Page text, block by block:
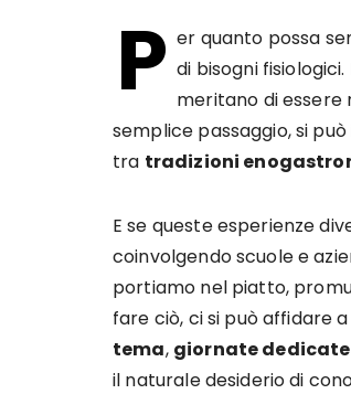
P er quanto possa
di bisogni
meritano di essere
semplice passaggio, si
tra tradizioni
E se queste esperienze
coinvolgendo scuole e
portiamo nel piatto,
fare ciò, ci si può affidare
tema, giornate
il naturale desiderio di